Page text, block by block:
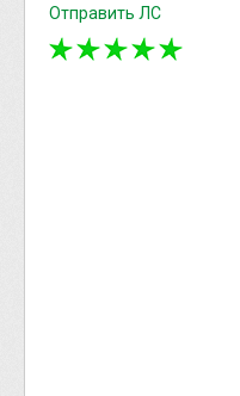
Отправить ЛС